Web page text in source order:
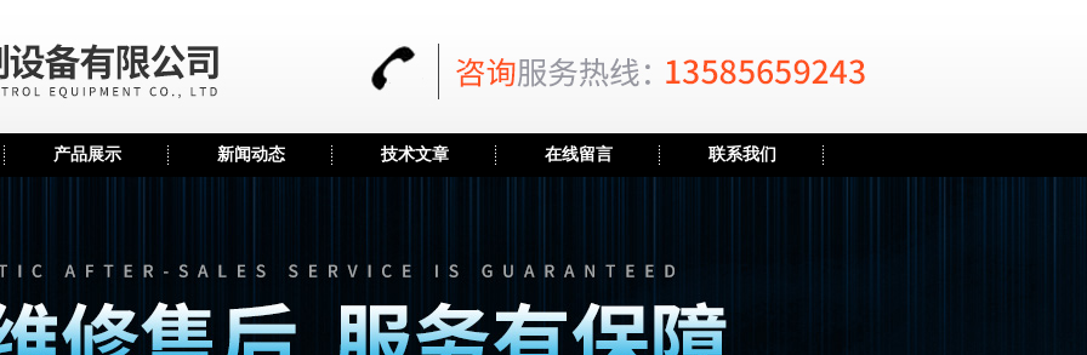
产品展示 新闻动态 技术文章 在线留言 联系我们